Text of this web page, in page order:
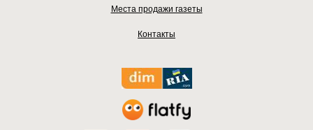
Места продажи газеты
Контакты